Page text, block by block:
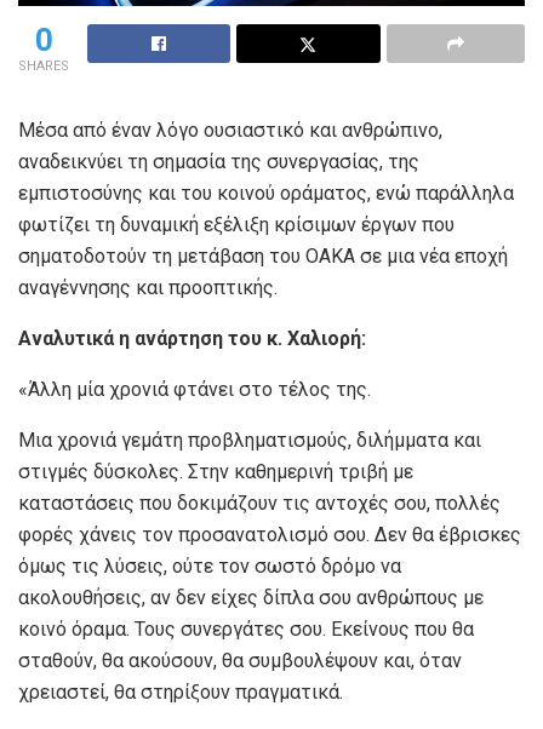
0
SHARES
Μέσα από έναν λόγο ουσιαστικό και ανθρώπινο,
αναδεικνύει τη σημασία της συνεργασίας, της
εμπιστοσύνης και του κοινού οράματος, ενώ παράλληλα
φωτίζει τη δυναμική εξέλιξη κρίσιμων έργων που
σηματοδοτούν τη μετάβαση του ΟΑΚΑ σε μια νέα εποχή
αναγέννησης και προοπτικής.
Αναλυτικά η ανάρτηση του κ. Χαλιορή:
«Άλλη μία χρονιά φτάνει στο τέλος της.
Μια χρονιά γεμάτη προβληματισμούς, διλήμματα και
στιγμές δύσκολες. Στην καθημερινή τριβή με
καταστάσεις που δοκιμάζουν τις αντοχές σου, πολλές
φορές χάνεις τον προσανατολισμό σου. Δεν θα έβρισκες
όμως τις λύσεις, ούτε τον σωστό δρόμο να
ακολουθήσεις, αν δεν είχες δίπλα σου ανθρώπους με
κοινό όραμα. Τους συνεργάτες σου. Εκείνους που θα
σταθούν, θα ακούσουν, θα συμβουλέψουν και, όταν
χρειαστεί, θα στηρίξουν πραγματικά.